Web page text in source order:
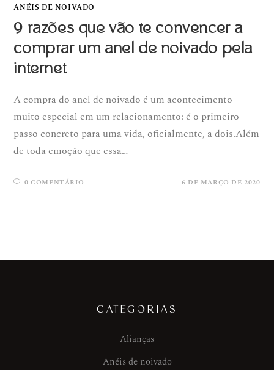
ANÉIS DE NOIVADO
9 razões que vão te convencer a
comprar um anel de noivado pela
internet
A compra do anel de noivado é um acontecimento
muito especial em um relacionamento: é o primeiro
passo concreto para uma vida, oficialmente, a dois.Além
de toda emoção que essa…
0 COMENTÁRIO 6 DE MARÇO DE 2020
CATEGORIAS
Alianças
Anéis de noivado